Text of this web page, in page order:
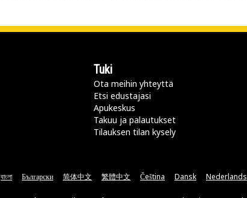
Tuki
Ota meihin yhteyttä
Etsi edustajasi
Apukeskus
Takuu ja palautukset
Tilauksen tilan kysely
বাংলা Български 简体中文 繁體中文 Čeština Dansk Nederlands